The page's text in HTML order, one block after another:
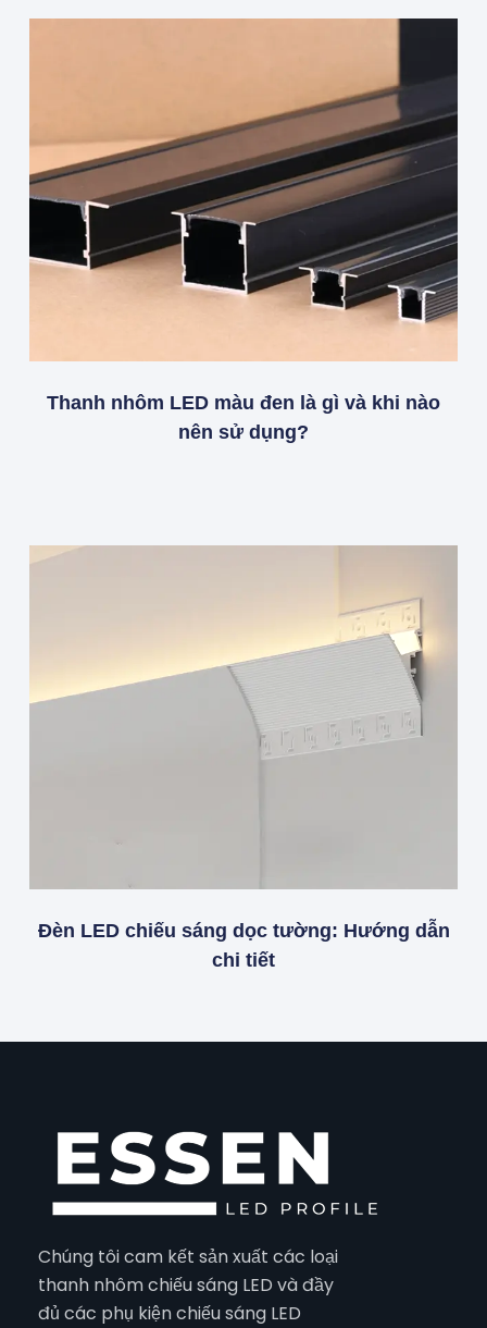
Thanh nhôm LED màu đen là gì và khi nào
nên sử dụng?
Đèn LED chiếu sáng dọc tường: Hướng dẫn
chi tiết
Chúng tôi cam kết sản xuất các loại
thanh nhôm chiếu sáng LED và đầy
đủ các phụ kiện chiếu sáng LED